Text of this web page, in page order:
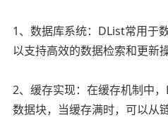
1、数据库系统：DList常用于
以支持高效的数据检索和更新操
2、缓存实现：在缓存机制中
数据块，当缓存满时，可以从